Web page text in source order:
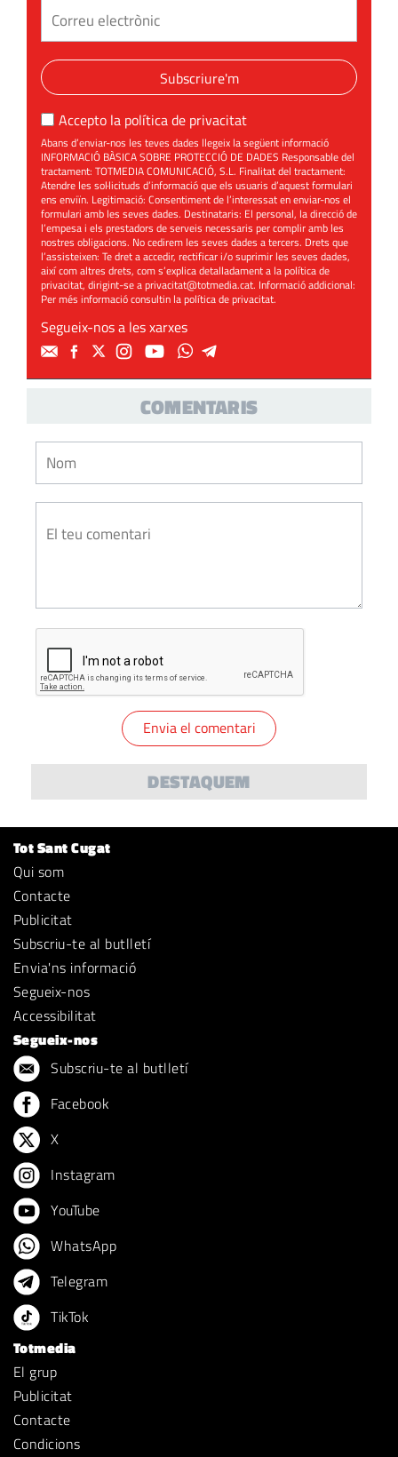
Subscriure'm
Accepto la política de privacitat
Abans d’enviar-nos les teves dades llegeix la següent informació
INFORMACIÓ BÀSICA SOBRE PROTECCIÓ DE DADES Responsable del
tractament: TOTMEDIA COMUNICACIÓ, S.L. Finalitat del tractament:
Atendre les sol·licituds d’informació que els usuaris d’aquest formulari
ens enviïn. Legitimació: Consentiment de l’interessat en enviar-nos el
formulari amb les seves dades. Destinataris: El personal, la direcció de
l’empesa i els prestadors de serveis necessaris per complir amb les
nostres obligacions. No cedirem les seves dades a tercers. Drets que
l’assisteixen: Te dret a accedir, rectificar i/o suprimir les seves dades,
així com altres drets, com s’explica detalladament a la política de
privacitat, dirigint-se aprivacitat@totmedia.cat. Informació addicional:
Per més informació consultin lapolítica de privacitat.
Segueix-nos a les xarxes
COMENTARIS
DESTAQUEM
Tot Sant Cugat
Qui som
Contacte
Publicitat
Subscriu-te al butlletí
Envia'ns informació
Segueix-nos
Accessibilitat
Segueix-nos
Subscriu-te al butlletí
Facebook
X
Instagram
YouTube
WhatsApp
Telegram
TikTok
Totmedia
El grup
Publicitat
Contacte
Condicions